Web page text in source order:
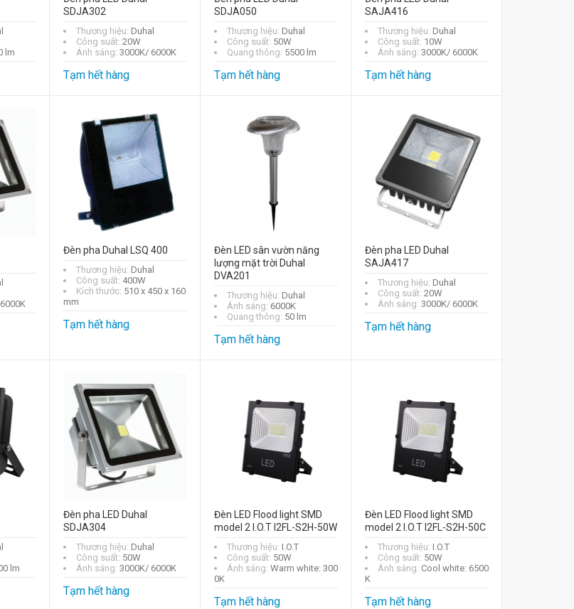
lm
SDJA302
Thương hiệu: Duhal
Công suất: 20W
Ánh sáng: 3000K/ 6000K
Tạm hết hàng
SDJA050
Thương hiệu: Duhal
Công suất: 50W
Quang thông: 5500 lm
Tạm hết hàng
SAJA416
Thương hiệu: Duhal
Công suất: 10W
Ánh sáng: 3000K/ 6000K
Tạm hết hàng
Đèn pha Duhal LSQ 400
Thương hiệu: Duhal
Công suất: 400W
Kích thước: 510 x 450 x 160
mm
Tạm hết hàng
Đèn LED sân vườn năng
lượng mặt trời Duhal
DVA201
Thương hiệu: Duhal
Ánh sáng: 6000K
Quang thông: 50 lm
Tạm hết hàng
Đèn pha LED Duhal
SAJA417
Thương hiệu: Duhal
Công suất: 20W
Ánh sáng: 3000K/ 6000K
Tạm hết hàng
lm
Đèn pha LED Duhal
SDJA304
Thương hiệu: Duhal
Công suất: 50W
Ánh sáng: 3000K/ 6000K
Tạm hết hàng
Đèn LED Flood light SMD
model 2 I.O.T I2FL-S2H-50W
Thương hiệu: I.O.T
Công suất: 50W
Ánh sáng: Warm white: 300
0K
Tạm hết hàng
Đèn LED Flood light SMD
model 2 I.O.T I2FL-S2H-50C
Thương hiệu: I.O.T
Công suất: 50W
Ánh sáng: Cool white: 6500
K
Tạm hết hàng